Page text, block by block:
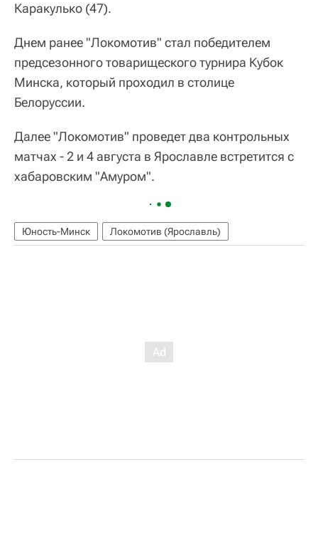
Каракулько (47).
Днем ранее "Локомотив" стал победителем
предсезонного товарищеского турнира Кубок
Минска, который проходил в столице
Белоруссии.
Далее "Локомотив" проведет два контрольных
матчах - 2 и 4 августа в Ярославле встретится с
хабаровским "Амуром".
Юность-Минск Локомотив (Ярославль)